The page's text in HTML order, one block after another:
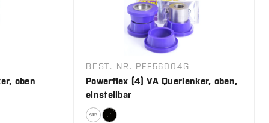
oben
BEST.-NR. PFF56004G
Powerflex (4) VA Querlenker, oben,
einstellbar